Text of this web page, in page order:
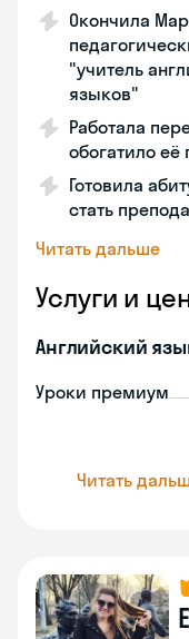
Окончила
"учитель
языков"
Работала
обогатило
Готовила
стать
Читать дальше
Услуги и
Английский
Уроки премиум
Читать